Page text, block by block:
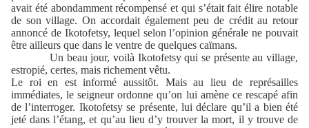
avait été abondamment récompensé et qui s’était fait élire notable
de son village. On accordait également peu de crédit au retour
annoncé de Ikotofetsy, lequel selon l’opinion générale ne pouvait
être ailleurs que dans le ventre de quelques caïmans.
Un beau jour, voilà Ikotofetsy qui se présente au village,
estropié, certes, mais richement vêtu.
Le roi en est informé aussitôt. Mais au lieu de représailles
immédiates, le seigneur ordonne qu’on lui amène ce rescapé afin
de l’interroger. Ikotofetsy se présente, lui déclare qu’il a bien été
jeté dans l’étang, et qu’au lieu d’y trouver la mort, il y trouve de